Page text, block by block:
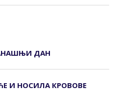
ДАН
И НОСИЛА КРОВОВЕ